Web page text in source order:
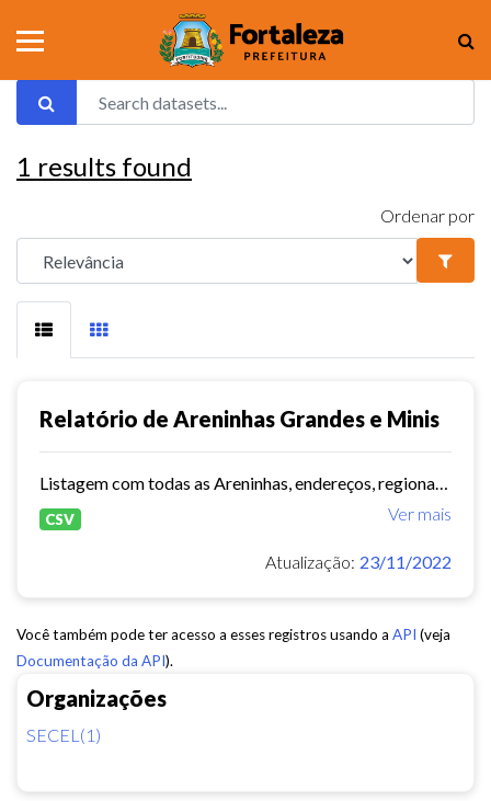
Organizações
SECEL(1)
1 results found
Ordenar por
Relatório de Areninhas Grandes e Minis
Ver mais
CSV
Atualização: 23/11/2022
Você também pode ter acesso a esses registros usando a API (veja
Documentação da API).